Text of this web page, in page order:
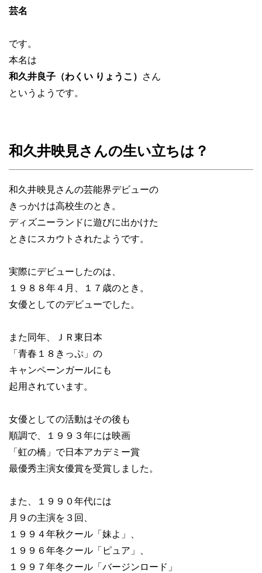
芸名
です。
本名は
和久井良子（わくい りょうこ）
さん
というようです。
和久井映見さんの生い立ちは？
和久井映見さんの芸能界デビューの
きっかけは高校生のとき。
ディズニーランドに遊びに出かけた
ときにスカウトされたようです。
実際にデビューしたのは、
１９８８年４月、１７歳のとき。
女優としてのデビューでした。
また同年、ＪＲ東日本
「青春１８きっぷ」の
キャンペーンガールにも
起用されています。
女優としての活動はその後も
順調で、１９９３年には映画
「虹の橋」で日本アカデミー賞
最優秀主演女優賞を受賞しました。
また、１９９０年代には
月９の主演を３回、
１９９４年秋クール「妹よ」、
１９９６年冬クール「ピュア」、
１９９７年冬クール「バージンロード」